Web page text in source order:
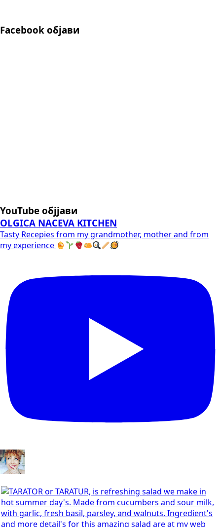
Facebook објави
YouTube објјави
OLGICA NACEVA KITCHEN
Tasty Recepies from my grandmother, mother and from
my experience